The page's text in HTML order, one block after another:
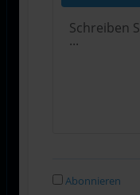
Abonnieren